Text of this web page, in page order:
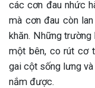
các cơn đau nhức
mà cơn đau còn
khăn. Những
một bên, co rút cơ
gai cột sống lưng
nắm được.